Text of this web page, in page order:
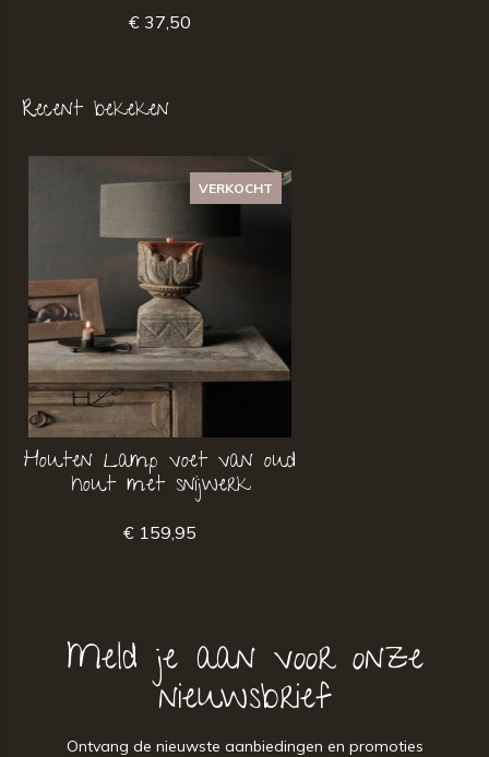
€ 37,50
Recent bekeken
VERKOCHT
Houten Lamp voet van oud
hout met snijwerk
€ 159,95
Meld je aan voor onze
nieuwsbrief
Ontvang de nieuwste aanbiedingen en promoties